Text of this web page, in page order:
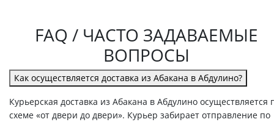
FAQ / ЧАСТО ЗАДАВАЕМЫЕ
ВОПРОСЫ
Как осуществляется доставка из Абакана в Абдулино?
Курьерская доставка из Абакана в Абдулино осуществляется
схеме «от двери до двери». Курьер забирает отправление по